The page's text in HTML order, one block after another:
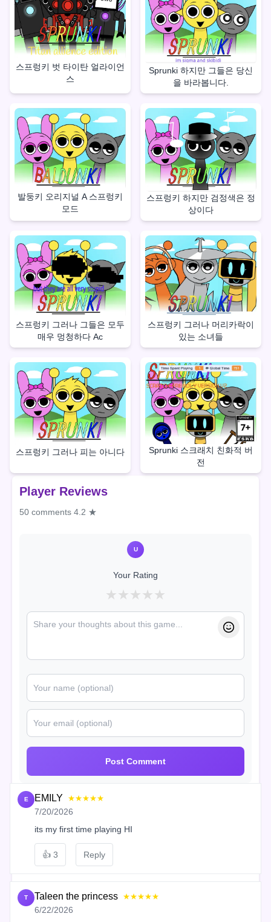
스프렁키 벗 타이탄 얼라이언
스
Sprunki 하지만 그들은 당신
을 바라봅니다.
발둥키 오리지널 A 스프렁키
모드
스프렁키 하지만 검정색은 정
상이다
스프렁키 그러나 그들은 모두
매우 멍청하다 Ac
스프렁키 그러나 머리카락이
있는 소녀들
스프렁키 그러나 피는 아니다
Sprunki 스크래치 친화적 버
전
Player Reviews
50 comments 4.2 ★
U
Your Rating
★★★★★
Post Comment
E EMILY ★★★★★
7/20/2026
its my first time playing HI
👍 3 Reply
T Taleen the princess ★★★★★
6/22/2026